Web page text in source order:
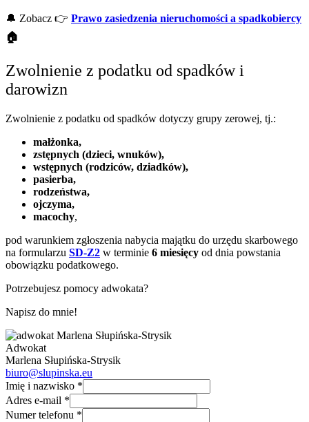
🔔 Zobacz 👉 Prawo zasiedzenia nieruchomości a spadkobiercy
🏠
Zwolnienie z podatku od spadków i
darowizn
Zwolnienie z podatku od spadków dotyczy grupy zerowej, tj.:
małżonka,
zstępnych (dzieci, wnuków),
wstępnych (rodziców, dziadków),
pasierba,
rodzeństwa,
ojczyma,
macochy,
pod warunkiem zgłoszenia nabycia majątku do urzędu skarbowego
na formularzu SD-Z2 w terminie 6 miesięcy od dnia powstania
obowiązku podatkowego.
Potrzebujesz pomocy adwokata?
Napisz do mnie!
Adwokat
Marlena Słupińska-Strysik
biuro@slupinska.eu
Imię i nazwisko *
Adres e-mail *
Numer telefonu *